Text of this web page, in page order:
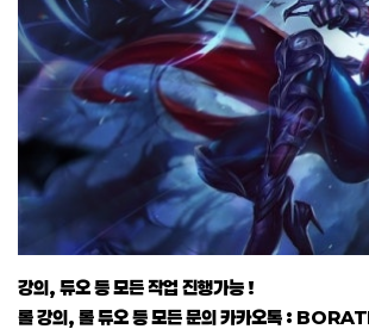
강의, 듀오 등 모든 작업 진행가능 !
롤 강의, 롤 듀오 등 모든 문의 카카오톡 :